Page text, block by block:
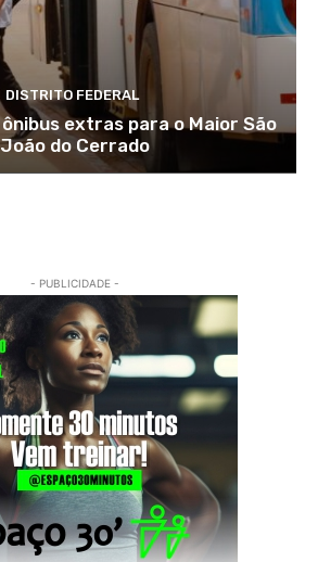
DISTRITO FEDERAL
extras para o Maior São
João do Cerrado
- PUBLICIDADE -